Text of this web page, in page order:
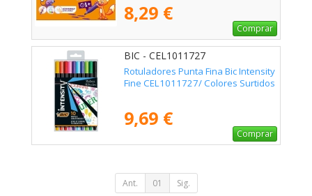
8,29 €
Comprar
BIC - CEL1011727
Rotuladores Punta Fina Bic Intensity
Fine CEL1011727/ Colores Surtidos
9,69 €
Comprar
Ant. 01 Sig.